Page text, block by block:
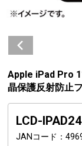
Apple iPad Pro
晶保護反射防止
LCD-
JANコード